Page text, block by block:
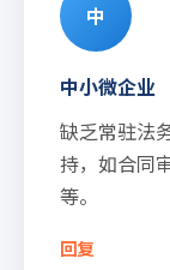
中
中小微企业
缺乏常驻法
持，如合同
等。
回复